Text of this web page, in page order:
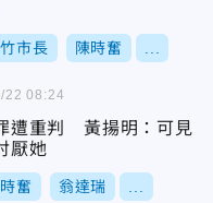
市長 陳時奮
遭重判 黃揚明：可見
厭她
奮 翁達瑞
22 08:24